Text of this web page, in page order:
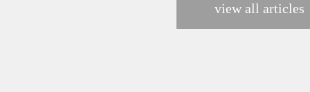
view all articles